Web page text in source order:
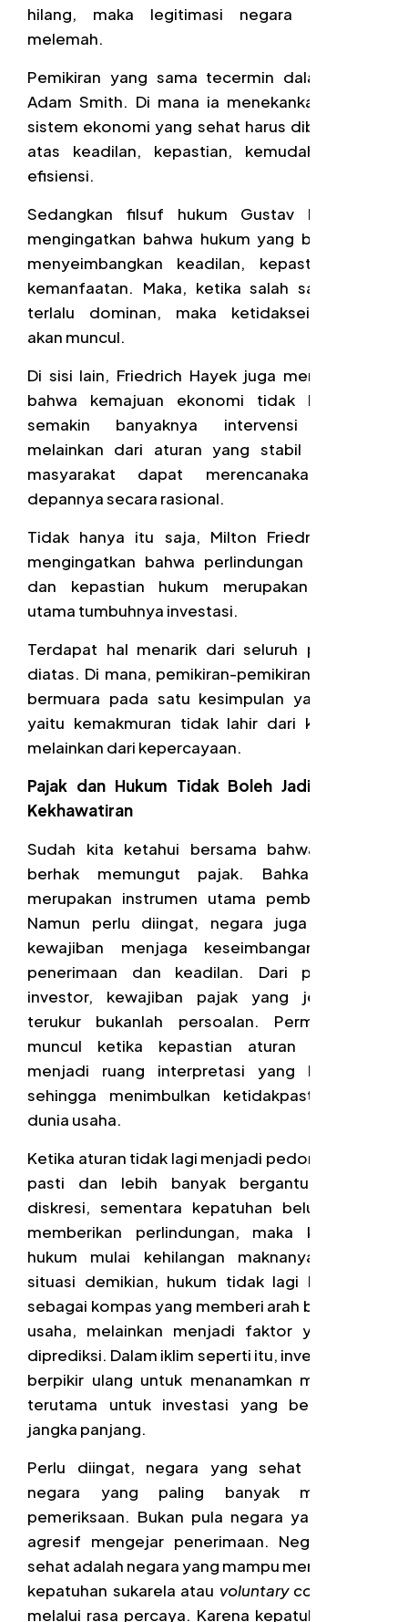
hilang, maka legitimasi negara pun ikut
melemah.
Pemikiran yang sama tecermin dalam karya
Adam Smith. Di mana ia menekankan bahwa
sistem ekonomi yang sehat harus dibangun di
atas keadilan, kepastian, kemudahan, dan
efisiensi.
Sedangkan filsuf hukum Gustav Radbruch
mengingatkan bahwa hukum yang baik harus
menyeimbangkan keadilan, kepastian, dan
kemanfaatan. Maka, ketika salah satu unsur
terlalu dominan, maka ketidakseimbangan
akan muncul.
Di sisi lain, Friedrich Hayek juga menegaskan
bahwa kemajuan ekonomi tidak lahir dari
semakin banyaknya intervensi negara,
melainkan dari aturan yang stabil sehingga
masyarakat dapat merencanakan masa
depannya secara rasional.
Tidak hanya itu saja, Milton Friedman juga
mengingatkan bahwa perlindungan hak milik
dan kepastian hukum merupakan fondasi
utama tumbuhnya investasi.
Terdapat hal menarik dari seluruh pemikiran
diatas. Di mana, pemikiran-pemikiran tersebut
bermuara pada satu kesimpulan yang sama
yaitu kemakmuran tidak lahir dari ketakutan
melainkan dari kepercayaan.
Pajak dan Hukum Tidak Boleh Jadi Sumber
Kekhawatiran
Sudah kita ketahui bersama bahwa negara
berhak memungut pajak. Bahkan, pajak
merupakan instrumen utama pembangunan.
Namun perlu diingat, negara juga memiliki
kewajiban menjaga keseimbangan antara
penerimaan dan keadilan. Dari perspektif
investor, kewajiban pajak yang jelas dan
terukur bukanlah persoalan. Permasalahan
muncul ketika kepastian aturan bergeser
menjadi ruang interpretasi yang beragam,
sehingga menimbulkan ketidakpastian bagi
dunia usaha.
Ketika aturan tidak lagi menjadi pedoman yang
pasti dan lebih banyak bergantung pada
diskresi, sementara kepatuhan belum tentu
memberikan perlindungan, maka kepastian
hukum mulai kehilangan maknanya. Dalam
situasi demikian, hukum tidak lagi berfungsi
sebagai kompas yang memberi arah bagi dunia
usaha, melainkan menjadi faktor yang sulit
diprediksi. Dalam iklim seperti itu, investor akan
berpikir ulang untuk menanamkan modalnya,
terutama untuk investasi yang berorientasi
jangka panjang.
Perlu diingat, negara yang sehat bukanlah
negara yang paling banyak melakukan
pemeriksaan. Bukan pula negara yang paling
agresif mengejar penerimaan. Negara yang
sehat adalah negara yang mampu menciptakan
kepatuhan sukarela atau voluntary compliance
melalui rasa percaya. Karena kepatuhan yang